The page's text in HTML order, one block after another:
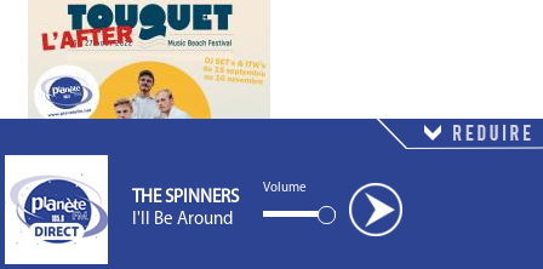
THE SPINNERS
I'll Be Around
Volume